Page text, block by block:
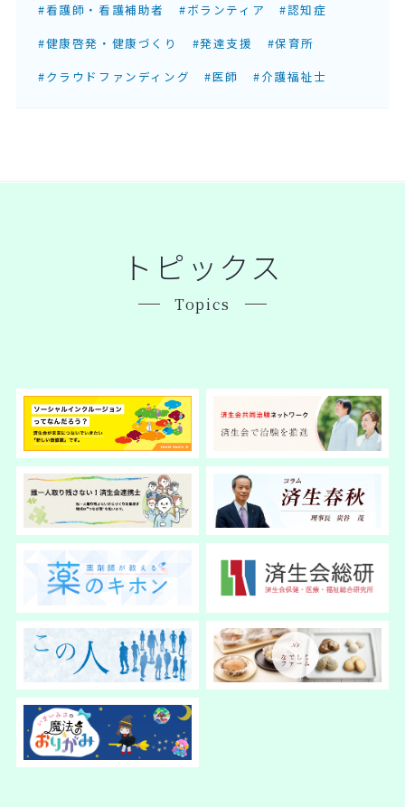
#看護師・看護補助者
#ボランティア
#認知症
#健康啓発・健康づくり
#発達支援
#保育所
#クラウドファンディング
#医師 #介護福祉士
トピックス
Topics